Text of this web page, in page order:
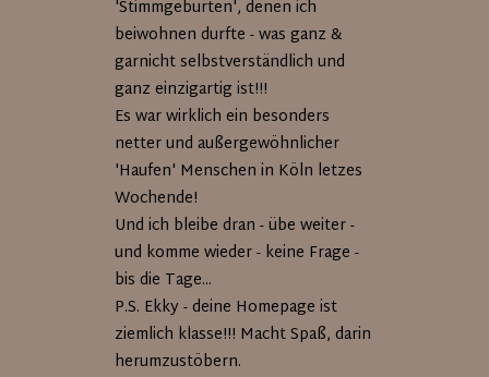
'Stimmgeburten', denen ich
beiwohnen durfte - was ganz &
garnicht selbstverständlich und
ganz einzigartig ist!!!
Es war wirklich ein besonders
netter und außergewöhnlicher
'Haufen' Menschen in Köln letzes
Wochende!
Und ich bleibe dran - übe weiter -
und komme wieder - keine Frage -
bis die Tage...
P.S. Ekky - deine Homepage ist
ziemlich klasse!!! Macht Spaß, darin
herumzustöbern.